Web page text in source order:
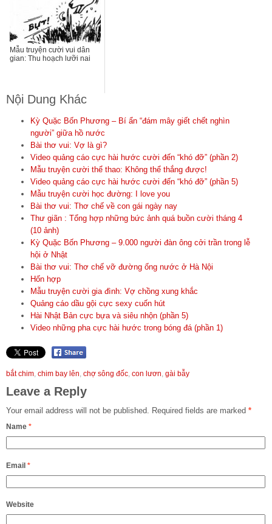
Mẫu truyện cười vui dân
gian: Thu hoạch lưỡi nai
Nội Dung Khác
Kỳ Quặc Bốn Phương – Bí ẩn “đám mây giết chết nghìn
người” giữa hồ nước
Bài thơ vui: Vợ là gì?
Video quảng cáo cực hài hước cười đến “khó đỡ” (phần 2)
Mẫu truyện cười thể thao: Không thể thắng được!
Video quảng cáo cực hài hước cười đến “khó đỡ” (phần 5)
Mẫu truyện cười học đường: I love you
Bài thơ vui: Thơ chế về con gái ngày nay
Thư giãn : Tổng hợp những bức ảnh quá buồn cười tháng 4
(10 ảnh)
Kỳ Quặc Bốn Phương – 9.000 người đàn ông cởi trần trong lễ
hội ở Nhật
Bài thơ vui: Thơ chế vỡ đường ống nước ở Hà Nội
Hốn hợp
Mẫu truyện cười gia đình: Vợ chồng xung khắc
Quảng cáo dầu gội cực sexy cuốn hút
Hài Nhật Bản cực bựa và siêu nhộn (phần 5)
Video những pha cực hài hước trong bóng đá (phần 1)
bắt chim, chim bay lên, chợ sông đốc, con lươn, gài bẫy
Leave a Reply
Your email address will not be published. Required fields are marked *
Name *
Email *
Website